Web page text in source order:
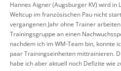
Hannes Aigner (Augsburger KV) wird in
Weltcup im französischen Pau nicht
vergangenen Jahr ohne Trainer
Trainingsgruppe an einen
nachdem ich im WM-Team bin, konnte
paar Trainingseinheiten mittrainieren.
habe ich aber aktuell noch Defizite wie